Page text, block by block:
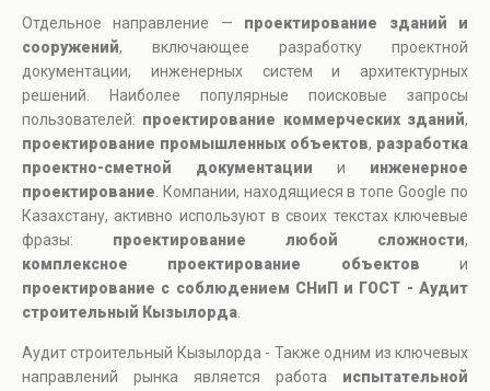
Отдельное направление — проектирование зданий и
сооружений, включающее разработку проектной
документации, инженерных систем и архитектурных
решений. Наиболее популярные поисковые запросы
пользователей: проектирование коммерческих зданий,
проектирование промышленных объектов, разработка
проектно-сметной документации и инженерное
проектирование . Компании, находящиеся в топе Google по
Казахстану, активно используют в своих текстах ключевые
фразы: проектирование любой сложности,
комплексное проектирование объектов и
проектирование с соблюдением СНиП и ГОСТ - Аудит
строительный Кызылорда
Аудит строительный Кызылорда - Также одним из ключевых
направлений рынка является работа испытательной